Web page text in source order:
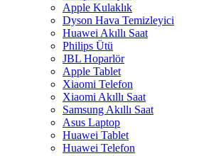
Apple Kulaklık
Dyson Hava Temizleyici
Huawei Akıllı Saat
Philips Ütü
JBL Hoparlör
Apple Tablet
Xiaomi Telefon
Xiaomi Akıllı Saat
Samsung Akıllı Saat
Asus Laptop
Huawei Tablet
Huawei Telefon